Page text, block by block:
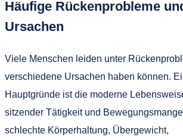
Häufige Rückenprobleme
Ursachen
Viele Menschen leiden unter
verschiedene Ursachen haben können.
Hauptgründe ist die moderne
sitzender Tätigkeit und
schlechte Körperhaltung, Übergewicht,